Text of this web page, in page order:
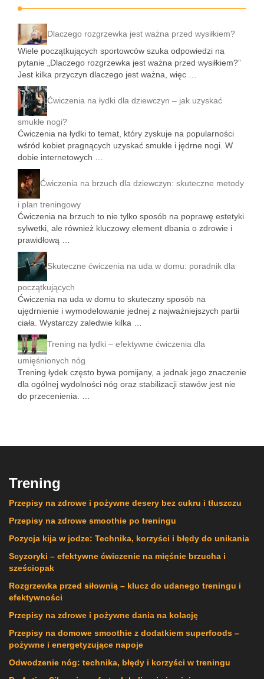
Dlaczego rozgrzewka jest ważna przed wysiłkiem?
Wiele początkujących sportowców szuka odpowiedzi na
pytanie „Dlaczego rozgrzewka jest ważna przed wysiłkiem?”
Jest kilka przyczyn dlaczego jest ważna, więc …
Ćwiczenia na łydki dla dziewczyn – jak uzyskać
smukłe nogi?
Ćwiczenia na łydki to temat, który zyskuje na popularności
wśród kobiet pragnących uzyskać smukłe i jędrne nogi. W
dobie internetowych …
Ćwiczenia na brzuch dla dziewczyn: skuteczne metody
i plan treningowy
Ćwiczenia na brzuch to nie tylko sposób na poprawę estetyki
sylwetki, ale również kluczowy element dbania o zdrowie i
prawidłową …
Skuteczne ćwiczenia na uda w domu: poradnik dla
początkujących
Ćwiczenia na uda w domu to skuteczny sposób na
ujędrnienie i wymodelowanie jednej z najważniejszych partii
ciała. Wystarczy zaledwie kilka …
Trening na łydki – efektywne ćwiczenia dla
umięśnionych nóg
Trening łydek często bywa pomijany, a jednak jego znaczenie
dla ogólnej wydolności nóg oraz stabilizacji stawów jest nie
do przecenienia. …
Trening
Przepisy na zdrowe i pożywne desery bez cukru i tłuszczu
Przepisy na zdrowe smoothie po treningu
Pozycja kija w jodze: Technika, korzyści i błędy do unikania
Scyzoryki – efektywne ćwiczenie na mięśnie brzucha i
sześciopak
Rozgrzewka przed siłownią – klucz do udanego treningu i
efektywności
Przepisy na zdrowe i pożywne dania na kolację
Przepisy na domowe smoothie z dodatkiem superfoods –
pożywne i energetyzujące napoje
Odwodzenie nóg: technika, błędy i korzyści w treningu